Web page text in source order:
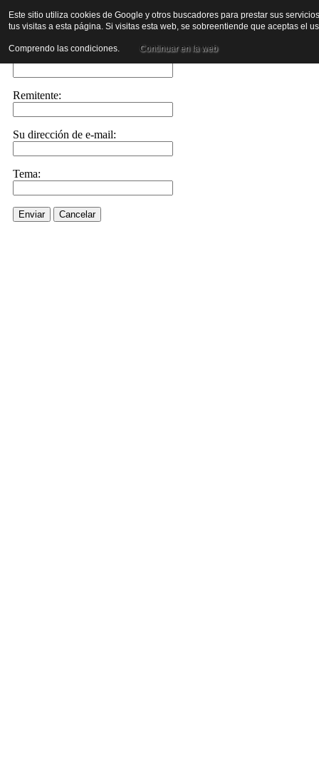
Enviar este enlace a un amigo por e-mail
Enviar e-mail a::
Remitente:
Su dirección de e-mail:
Tema:
Enviar Cancelar
Este sitio utiliza cookies de Google y otros buscadores para prestar sus
tus visitas a esta página. Si visitas esta web, se sobreentiende que aceptas el
Comprendo las condiciones. Continuar en la web